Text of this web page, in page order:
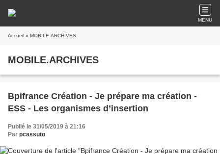
MENU
Accueil » MOBILE.ARCHIVES
MOBILE.ARCHIVES
Bpifrance Création - Je prépare ma création -
ESS - Les organismes d’insertion
Publié le 31/05/2019 à 21:16
Par pcassuto